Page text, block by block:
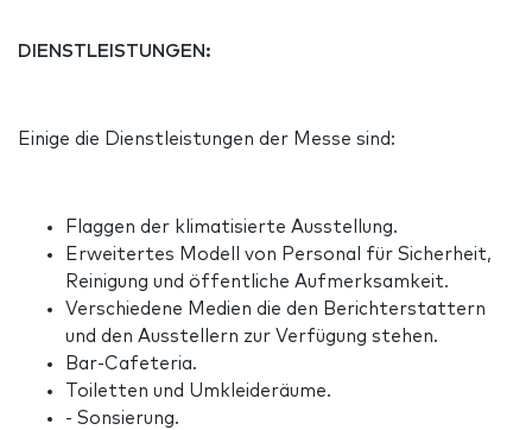
DIENSTLEISTUNGEN:
Einige die Dienstleistungen der Messe sind:
Flaggen der klimatisierte Ausstellung.
Erweitertes Modell von Personal für Sicherheit,
Reinigung und öffentliche Aufmerksamkeit.
Verschiedene Medien die den Berichterstattern
und den Ausstellern zur Verfügung stehen.
Bar-Cafeteria.
Toiletten und Umkleideräume.
- Sonsierung.